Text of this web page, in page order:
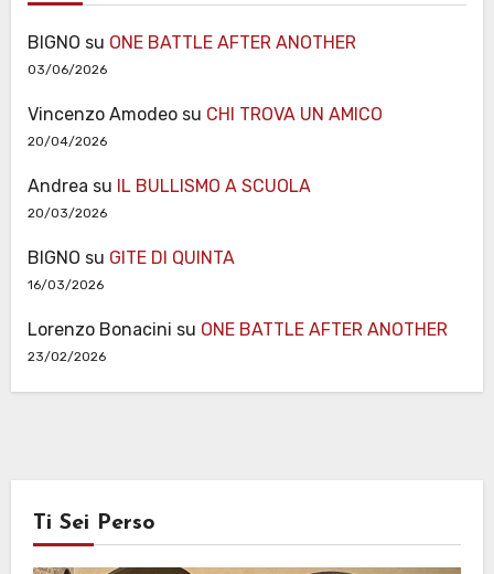
BIGNO su ONE BATTLE AFTER ANOTHER
03/06/2026
Vincenzo Amodeosu CHI TROVA UN AMICO
20/04/2026
Andrea su IL BULLISMO A SCUOLA
20/03/2026
BIGNO su GITE DI QUINTA
16/03/2026
Lorenzo Bonacini su ONE BATTLE AFTER ANOTHER
23/02/2026
Ti Sei Perso